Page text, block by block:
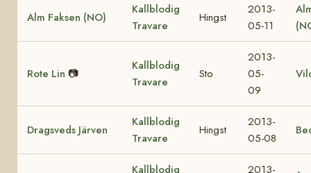
Alm Faksen (NO)
Kallblodig
Travare
Hingst
2013-
05-11
Rote Lin 📷
Kallblodig
Travare
Sto
2013-
05-
09
Dragsveds Järven
Kallblodig
Travare
Hingst
2013-
05-08
Kallblodig 2013-